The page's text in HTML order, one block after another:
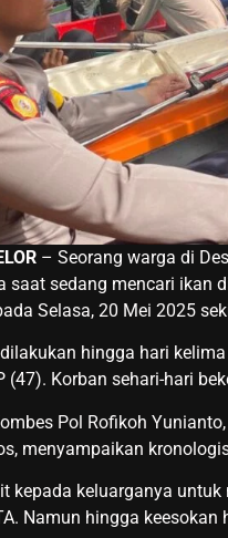
– Seorang warga di
saat sedang mencari ikan
Selasa, 20 Mei 2025
hingga hari
(47). Korban sehari-hari
Pol Rofikoh
menyampaikan
kepada keluarganya
Namun hingga